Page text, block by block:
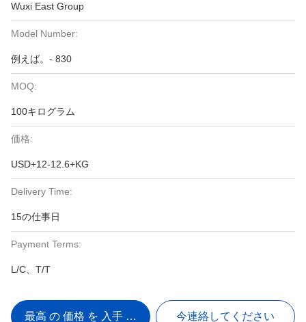
Wuxi East Group
Model Number:
例えば。- 830
MOQ:
100キログラム
価格:
USD+12-12.6+KG
Delivery Time:
15の仕事日
Payment Terms:
L/C、T/T
最高 の 価格 を 入手 する 今連絡してください